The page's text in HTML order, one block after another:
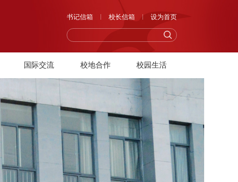
书记信箱 校长信箱 设为首页
国际交流 校地合作 校园生活